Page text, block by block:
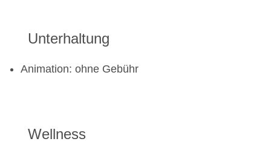
Unterhaltung
Animation: ohne Gebühr
Wellness